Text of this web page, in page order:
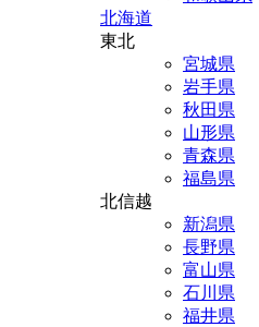
北海道
東北
宮城県
岩手県
秋田県
山形県
青森県
福島県
北信越
新潟県
長野県
富山県
石川県
福井県